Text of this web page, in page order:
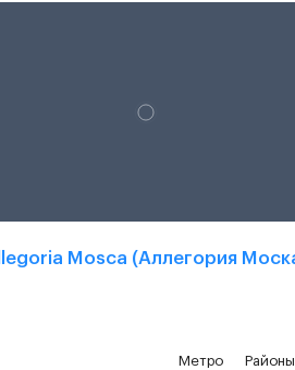
Mosca (Аллегория
Метро Районы